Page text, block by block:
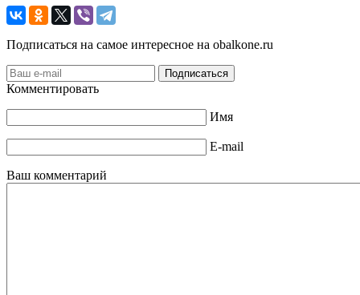
Подписаться на самое интересное на obalkone.ru
Комментировать
Имя
E-mail
Ваш комментарий